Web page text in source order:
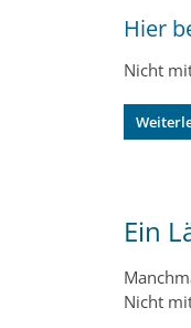
Hier
Nicht
Ein
Nicht